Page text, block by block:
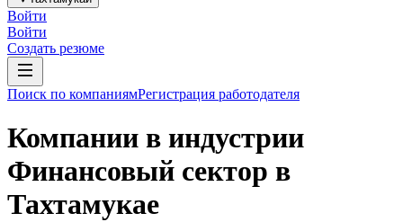
Войти
Войти
Создать резюме
Поиск по компаниямРегистрация работодателя
Компании в индустрии
Финансовый сектор в
Тахтамукае